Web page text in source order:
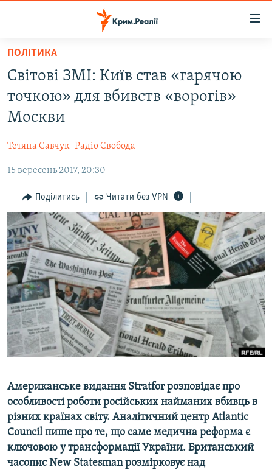
Перейти
основного
матеріалу
Перейти
до
основної
Перейти
пошуку
ВІДЕО ТА ФОТО
БЛОГИ
ПОГЛЯД
ІНТЕРВ'Ю
ВСЕ ЗА ДЕНЬ
СПЕЦПРОЕКТИ
ДЕПОРТАЦІЯ
ВІДЕОУРОКИ «ELIFBE»
СВІДЧЕННЯ ОКУПАЦІЇ
УКРАЇНСЬКА ПРОБЛЕМА КРИМУ
ІНФОГРАФІКА
ЯК ОБІЙТИ БЛОКУВАННЯ
Русский
Qırımtatar
ДОЛУЧАЙСЯ!
Усі сайти RFE/RL
ПОЛІТИКА
Світові ЗМІ: Київ став «гарячою
точкою» для вбивств «ворогів»
Москви
Тетяна Савчук Радіо Свобода
15 вересень 2017, 20:30
Поділитись Читати без VPN
Американське видання Stratfor розповідає про
особливості роботи російських найманих вбивць в
різних країнах світу. Аналітичний центр Atlantic
Council пише про те, що саме медична реформа є
ключовою у трансформації України. Британський
часопис New Statesman розмірковує над